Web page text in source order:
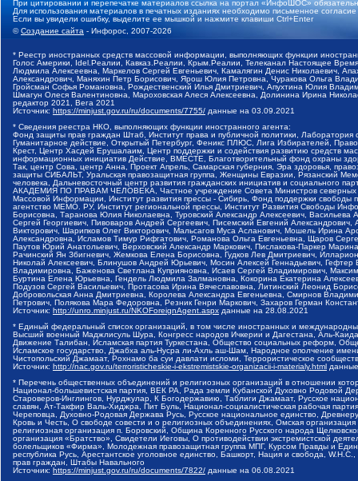
При цитировании и перепечатке материалов ссылка на портал «ИнфоШОС»
Для использования материалов в печатных изданиях необходимо письменное
Если вы увидели ошибку, выделите ее мышкой и нажмите клавиши Ctrl+Enter
©Создание сайта - Инфорос, 2007-2026
* Реестр иностранных средств массовой информации, выполняющих функции
Голос Америки, Idel.Реалии, Кавказ.Реалии, Крым.Реалии, Телеканал Настоящее
Людмила Алексеевна, Маркелов Сергей Евгеньевич, Камалягин Денис Николаевич,
Александрович, Маняхин Петр Борисович, Ярош Юлия Петровна, Чуракова Ольга
Гройсман Софья Романовна, Рождественский Илья Дмитриевич, Апухтина Юлия
Шмагун Олеся Валентиновна, Мароховская Алеся Алексеевна, Долинина Ирина
редактор 2021, Вега 2021
Источник: https://minjust.gov.ru/ru/documents/7755/ данные на 03.09.2021
* Сведения реестра НКО, выполняющих функции иностранного агента:
Фонд защиты прав граждан Штаб, Институт права и публичной политики,
Гуманитарное действие, Открытый Петербург, Феникс ПЛЮС, Лига Избирателей,
Крест, Центр Хасдей Ерушалаим, Центр поддержки и содействия развитию средств
информационных инициатив Действие, ВМЕСТЕ, Благотворительный фонд охраны
Так, центр Сова, центр Анна, Проект Апрель, Самарская губерния, Эра здоровья,
защиты СИБАЛЬТ, Уральская правозащитная группа, Женщины Евразии, Рязанский
человека, Дальневосточный центр развития гражданских инициатив и социального
АКАДЕМИЯ ПО ПРАВАМ ЧЕЛОВЕКА, Частное учреждение Совета Министров северных
Массовой Информации, Институт развития прессы - Сибирь, Фонд поддержки
агентство МЕМО. РУ, Институт региональной прессы, Институт Развития Свободы
Борисовна, Таранова Юлия Николаевна, Туровский Александр Алексеевич,
Сергей Георгиевич, Пивоваров Андрей Сергеевич, Писемский Евгений
Викторович, Шарипков Олег Викторович, Мальсагов Муса Асланович, Мошель Ирина
Александровна, Исламов Тимур Рифгатович, Романова Ольга Евгеньевна, Щаров
Паутов Юрий Анатольевич, Верховский Александр Маркович, Пислакова-Паркер
Рачинский Ян Збигневич, Жемкова Елена Борисовна, Гудков Лев Дмитриевич,
Николай Алексеевич, Блинушов Андрей Юрьевич, Мосин Алексей Геннадьевич,
Владимировна, Баженова Светлана Куприяновна, Исаев Сергей Владимирович,
Буртина Елена Юрьевна, Гендель Людмила Залмановна, Кокорина Екатерина
Подузов Сергей Васильевич, Протасова Ирина Вячеславовна, Литинский Леонид
Добровольская Анна Дмитриевна, Королева Александра Евгеньевна, Смирнов
Петрович, Полякова Мара Федоровна, Резник Генри Маркович, Захаров Герман
Источник: http://unro.minjust.ru/NKOForeignAgent.aspx данные на 28.08.2021
* Единый федеральный список организаций, в том числе иностранных и
Высший военный Маджлисуль Шура, Конгресс народов Ичкерии и Дагестана, Аль-
Движение Талибан, Исламская партия Туркестана, Общество социальных реформ,
Исламское государство, Джабха аль-Нусра ли-Ахль аш-Шам, Народное ополчение
Чистопольский Джамаат, Рохнамо ба суи давлати исломи, Террористическое
Источник: http://nac.gov.ru/terroristicheskie-i-ekstremistskie-organizacii-i-materialy.html
* Перечень общественных объединений и религиозных организаций в отношении
Национал-большевистская партия, ВЕК РА, Рада земли Кубанской Духовно Родовой
Староверов-Инглингов, Нурджулар, К Богодержавию, Таблиги Джамаат, Русское
славян, Ат-Такфир Валь-Хиджра, Пит Буль, Национал-социалистическая рабочая
Череповца, Духовно-Родовая Держава Русь, Русское национальное единство,
Кровь и Честь, О свободе совести и о религиозных объединениях, Омская
религиозная организация п. Боровский, Община Коренного Русского народа
организация «Братство», Свидетели Иеговы, О противодействии экстремистской
болельщиков «Фирма», Молодежная правозащитная группа МПГ, Курсом Правды и
республика Русь, Арестантское уголовное единство, Башкорт, Нация и свобода,
прав граждан, Штабы Навального
Источник: https://minjust.gov.ru/ru/documents/7822/ данные на 06.08.2021